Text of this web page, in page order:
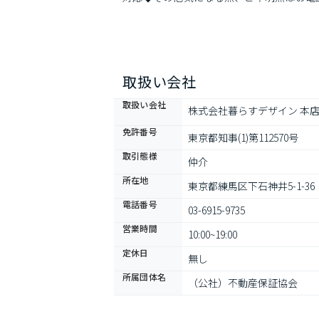
取扱い会社
取扱い会社 株式会社暮らすデザイン 本店
免許番号 東京都知事(1)第112570号
取引態様 仲介
所在地 東京都練馬区下石神井5-1-36
電話番号 03-6915-9735
営業時間 10:00~19:00
定休日 無し
所属団体名 （公社）不動産保証協会